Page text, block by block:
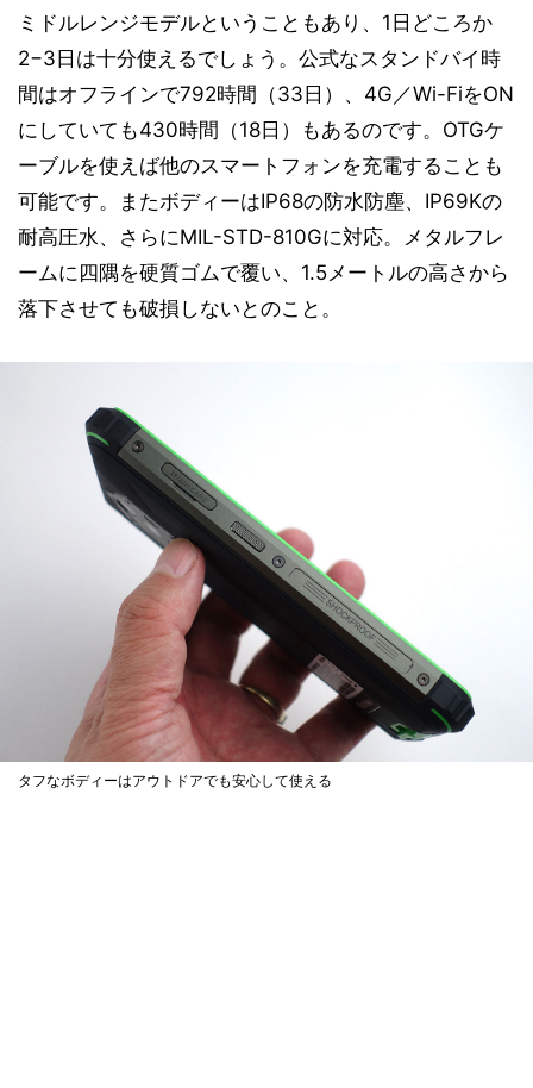
ミドルレンジモデルということもあり、1日どころか
2−3日は十分使えるでしょう。公式なスタンドバイ時
間はオフラインで792時間（33日）、4G／Wi-FiをON
にしていても430時間（18日）もあるのです。OTGケ
ーブルを使えば他のスマートフォンを充電することも
可能です。またボディーはIP68の防水防塵、IP69Kの
耐高圧水、さらにMIL-STD-810Gに対応。メタルフレ
ームに四隅を硬質ゴムで覆い、1.5メートルの高さから
落下させても破損しないとのこと。
タフなボディーはアウトドアでも安心して使える